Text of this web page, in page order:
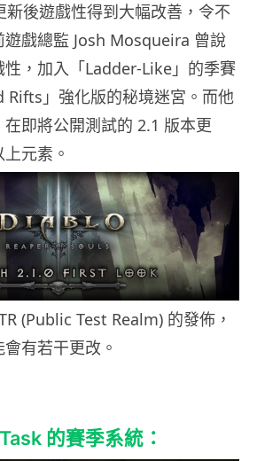
後遊戲性得到大幅改善，令不
遊戲總監 Josh Mosqueira 曾說
，加入「Ladder-Like」的季賽
Rifts」強化版的秘境迷宮。而他
即將公開測試的 2.1 版本更
元素。
(Public Test Realm) 的發佈，
有若干更改。
的賽季系統：